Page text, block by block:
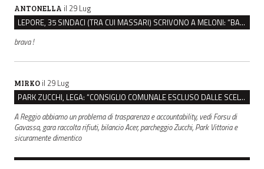
ANTONELLA il 29 Lug
LEPORE, 35 SINDACI (TRA CUI MASSARI) SCRIVONO A MELONI: “BASTA ATTACCHI ISTITUZIONALI”
brava !
MIRKO il 29 Lug
PARK ZUCCHI, LEGA: “CONSIGLIO COMUNALE ESCLUSO DALLE SCELTE, PRETENDIAMO TUTTI GLI ATTI”
A Reggio abbiamo un problema di trasparenza e accountability, vedi Forsu di
Gavassa, gara raccolta rifiuti, bilancio Acer, parcheggio Zucchi, Park Vittoria e
sicuramente dimentico